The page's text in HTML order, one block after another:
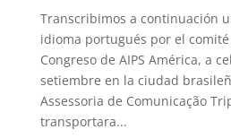
Transcribimos a continuación
idioma portugués por el
Congreso de AIPS América, a
setiembre en la ciudad
Assessoria de Comunicação
transportara...